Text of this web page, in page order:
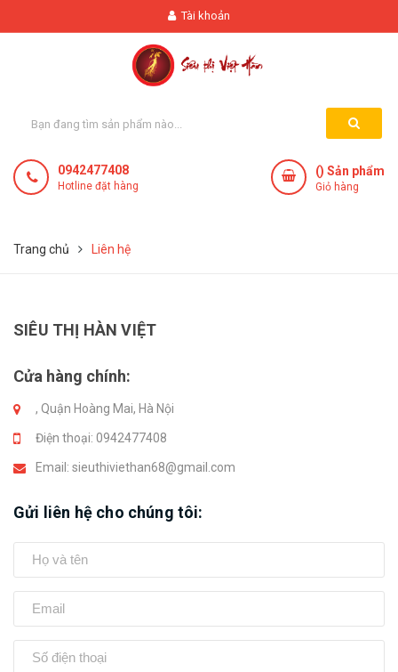
Tài khoản
0942477408
Hotline đặt hàng
() Sản phẩm
Giỏ hàng
Trang chủ Liên hệ
SIÊU THỊ HÀN VIỆT
Cửa hàng chính:
, Quận Hoàng Mai, Hà Nội
Điện thoại: 0942477408
Email: sieuthiviethan68@gmail.com
Gửi liên hệ cho chúng tôi: